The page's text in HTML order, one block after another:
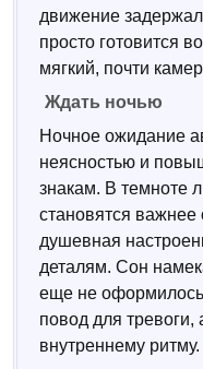
движение
просто готовится
мягкий, почти
Ждать ночью
Ночное ожидание
неясностью и
знакам. В темноте
становятся
душевная
деталям. Сон
еще не оформилось
повод для
внутреннему ритму.